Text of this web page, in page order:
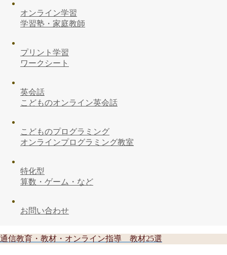
オンライン学習
学習塾・家庭教師
プリント学習
ワークシート
英会話
こどものオンライン英会話
こどものプログラミング
オンラインプログラミング教室
特化型
算数・ゲーム・など
お問い合わせ
通信教育・教材・オンライン指導 教材25選